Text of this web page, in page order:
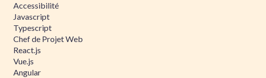
Accessibilité
Javascript
Typescript
Chef de Projet Web
React.js
Vue.js
Angular